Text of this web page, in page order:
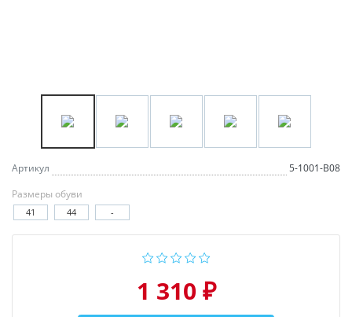
Артикул
5-1001-В08
Размеры обуви
41 44 -
1 310 ₽